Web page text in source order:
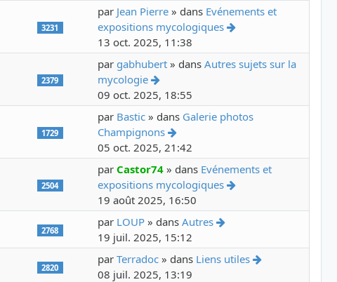
3231
par Jean Pierre» dans Evénements et
expositions mycologiques
Voir le dernier
13 oct. 2025, 11:38
2379
par gabhubert» dans Autres sujets sur la
mycologie
Voir le dernier message
09 oct. 2025, 18:55
1729
par Bastic» dans Galerie photos
Champignons
Voir le dernier message
05 oct. 2025, 21:42
2504
par Castor74» dans Evénements et
expositions mycologiques
Voir le dernier
19 août 2025, 16:50
2768
par LOUP» dans Autres
Voir le dernier
19 juil. 2025, 15:12
2820
par Terradoc» dans Liens utiles
Voir le dernier
08 juil. 2025, 13:19